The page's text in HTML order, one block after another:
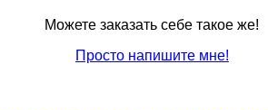
Можете заказать себе такое же!
Просто напишите мне!